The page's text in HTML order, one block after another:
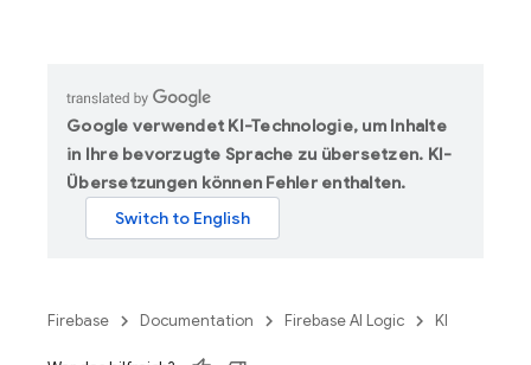
Google verwendet KI-Technologie, um Inhalte
in Ihre bevorzugte Sprache zu übersetzen. KI-
Übersetzungen können Fehler enthalten.
Firebase Documentation Firebase AI Logic KI